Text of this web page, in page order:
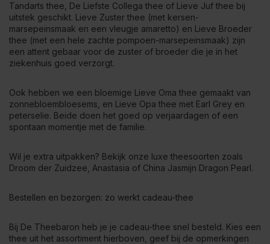
Tandarts thee, De Liefste Collega thee of Lieve Juf thee bij
uitstek geschikt. Lieve Zuster thee (met kersen-
marsepeinsmaak en een vleugje amaretto) en Lieve Broeder
thee (met een hele zachte pompoen-marsepeinsmaak) zijn
een attent gebaar voor de zuster of broeder die je in het
ziekenhuis goed verzorgt.
Ook hebben we een bloemige Lieve Oma thee gemaakt van
zonnebloembloesems, en Lieve Opa thee met Earl Grey en
peterselie. Beide doen het goed op verjaardagen of een
spontaan momentje met de familie.
Wil je extra uitpakken? Bekijk onze luxe theesoorten zoals
Droom der Zuidzee, Anastasia of China Jasmijn Dragon Pearl.
Bestellen en bezorgen: zo werkt cadeau-thee
Bij De Theebaron heb je je cadeau-thee snel besteld. Kies een
thee uit het assortiment hierboven, geef bij de opmerkingen